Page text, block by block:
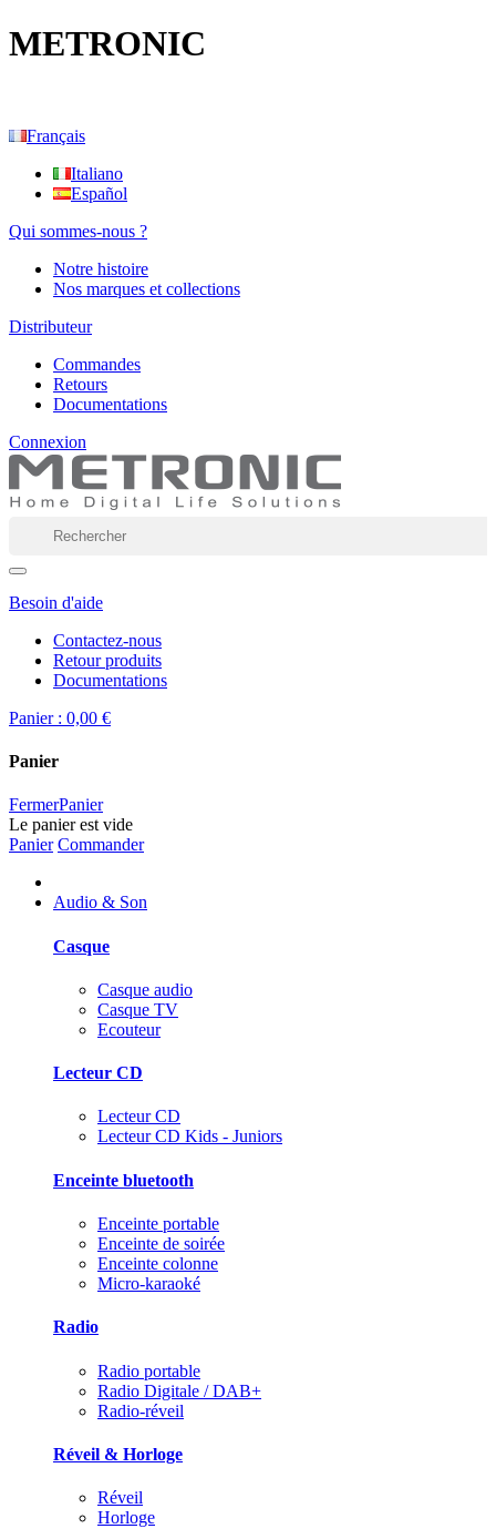
METRONIC
Français
Italiano
Español
Qui sommes-nous ?
Notre histoire
Nos marques et collections
Distributeur
Commandes
Retours
Documentations
Connexion
Besoin d'aide
Contactez-nous
Retour produits
Documentations
Panier : 0,00 €
Panier
FermerPanier
Le panier est vide
Panier Commander
Audio & Son
Casque
Casque audio
Casque TV
Ecouteur
Lecteur CD
Lecteur CD
Lecteur CD Kids - Juniors
Enceinte bluetooth
Enceinte portable
Enceinte de soirée
Enceinte colonne
Micro-karaoké
Radio
Radio portable
Radio Digitale / DAB+
Radio-réveil
Réveil & Horloge
Réveil
Horloge